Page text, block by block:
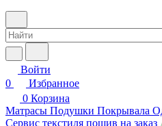
Войти
0
Избранное
0 Корзина
Матрасы Подушки Покрывала
Сервис текстиля пошив на заказ